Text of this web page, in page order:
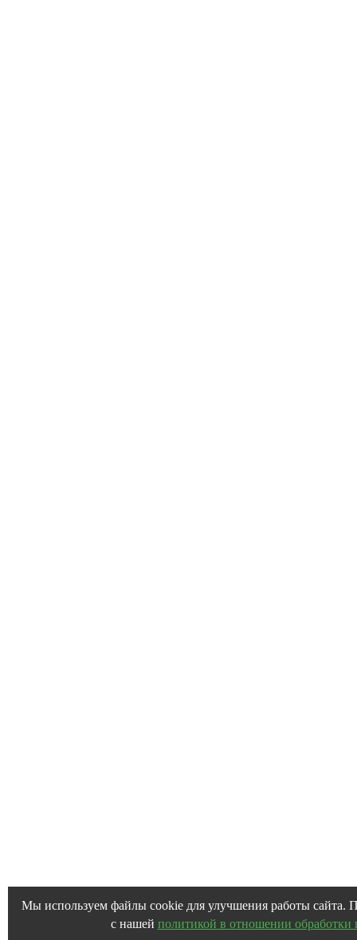
Мы используем файлы cookie для улучшения работы сайта.
с нашей политикой в отношении обработки